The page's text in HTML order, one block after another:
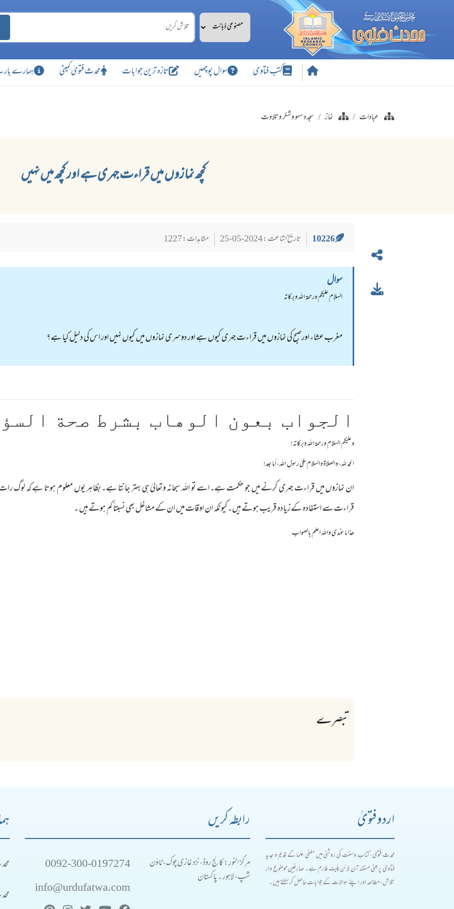
کتب فتاوی سوال پوچھیں تازہ ترین جوابات محدث فتویٰ کمیٹی ہمارے
عبادات نماز سجدہ سہو وشکر وتلاوت
کچھ نمازوں میں قراءت جہری ہے اور کچھ میں نہیں
10226 تاریخ اشاعت : 2024-05-25 مشاہدات : 1227
سوال
السلام عليكم ورحمة الله وبركاته
مغرب عشاء اورصبح کی نمازوں میں قراءت جہری کیوں ہے اور دوسری نمازوں میں کیوں نہیں اور اس کی دلیل کیا ہے؟
الجواب بعون الوهاب بشرط صحة
وعلیکم السلام ورحمة اللہ وبرکاته!
الحمد لله، والصلاة والسلام علىٰ رسول الله، أما بعد!
ان نمازوں میں قراءت جہری کرنے میں جو حکمت ہے۔اسے تو اللہ سبحانہ وتعالیٰ ہی بہتر جانتا ہے۔بظاہر یوں معلوم ہوتا ہے کہ لوگ
قراءت سے استفادہ کے زیادہ قریب ہوتے ہیں۔کیونکہ ان اوقات میں ان کے مشاغل بھی نسبتاً کم ہوتے ہیں ۔
ھذا ما عندی واللہ اعلم بالصواب
تبصرے
اردو فتویٰ
محدث فتویٰ، کتاب و سنت کی روشنی میں سلفی علما کے قدیم و جدید
فتاویٰ پر مبنی مستند آن لائن پلیٹ فارم ہے۔ صارفین موضوع وار
تلاش، مطالعہ اور اپنے سوالات کے جوابات حاصل کر سکتے ہیں۔
رابطہ کریں
مرکز النور: کالج روڈ، نزد غازی چوک، ٹاؤن
شپ، لاہور ۔ پاکستان
0092-300-0197274
info@urdufatwa.com